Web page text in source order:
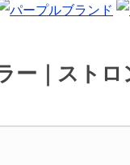
ー｜スト